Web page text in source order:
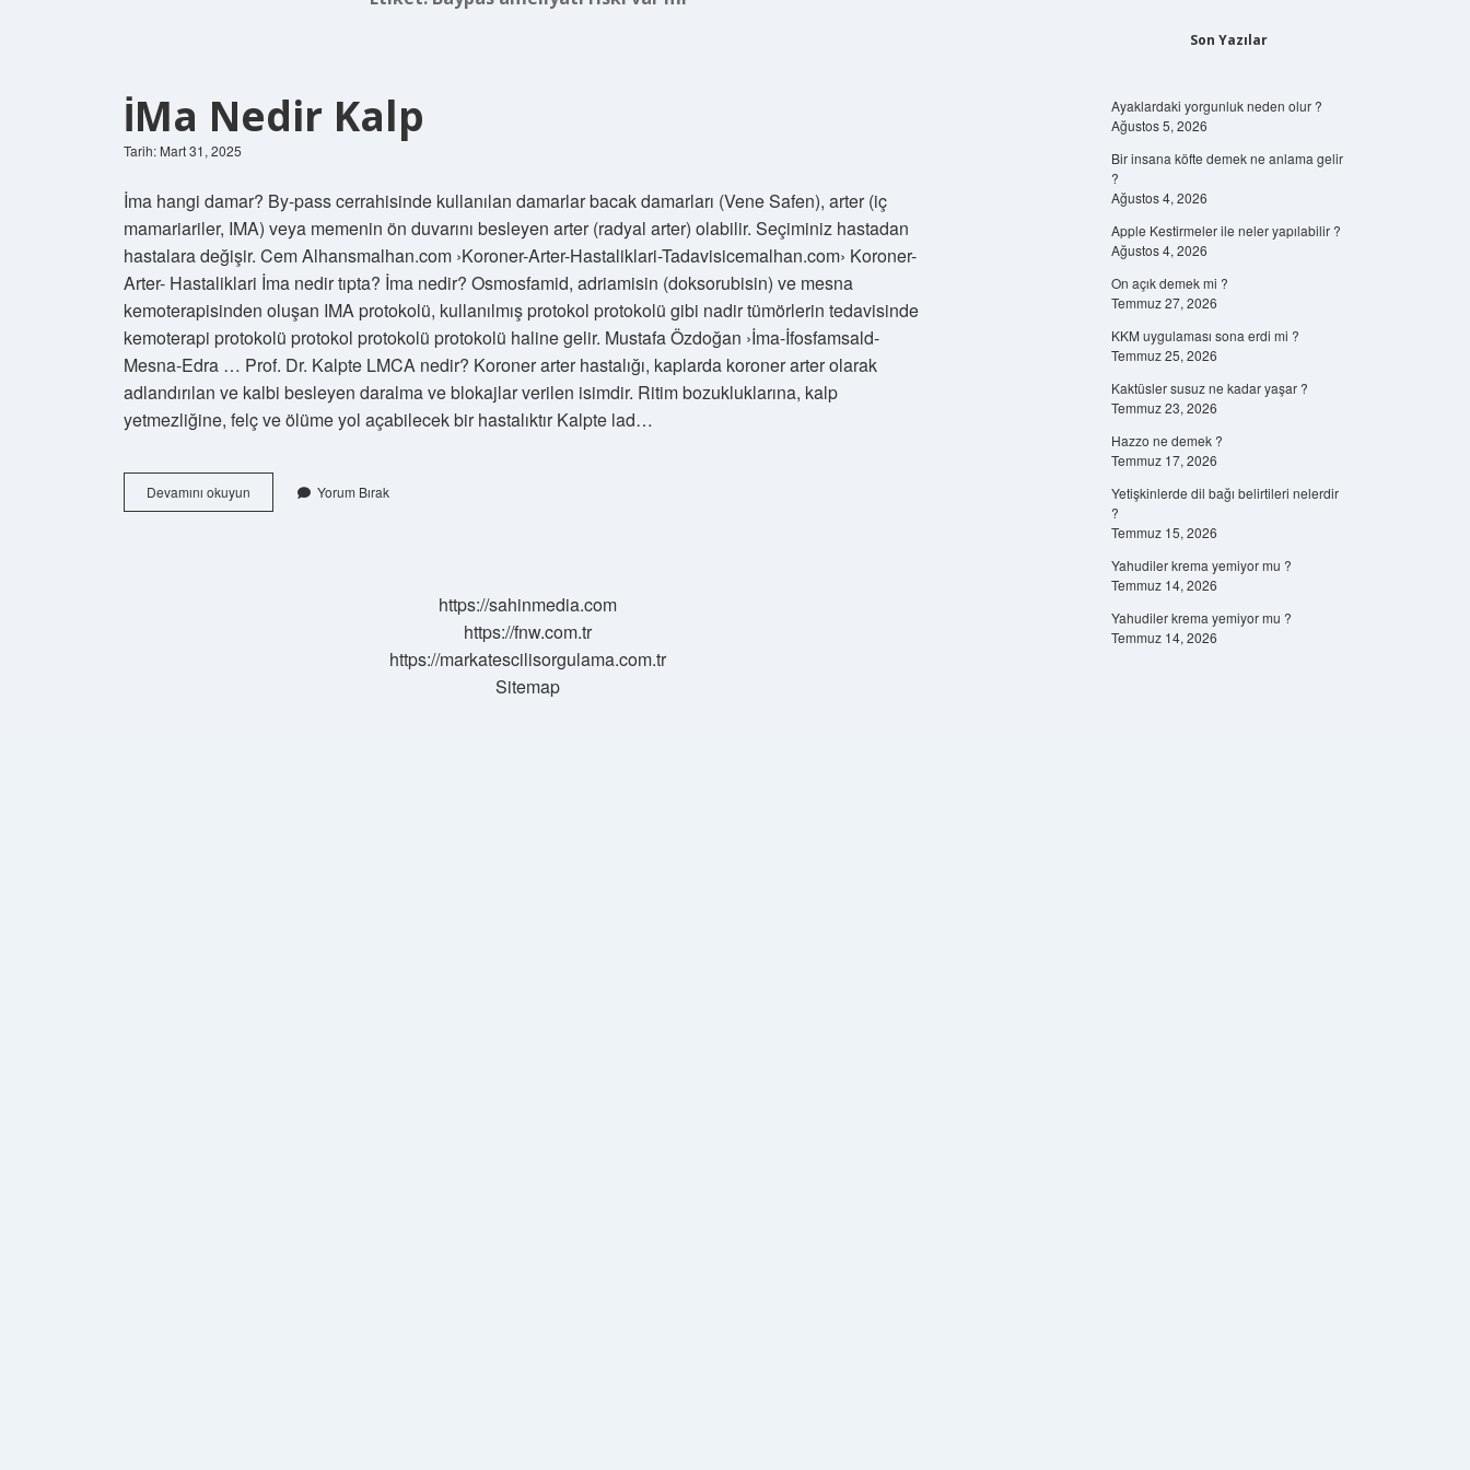
İMa Nedir Kalp
Tarih: Mart 31, 2025
İma hangi damar? By-pass cerrahisinde kullanılan damarlar bacak damarları (Vene Safen), arter (iç
mamariariler, IMA) veya memenin ön duvarını besleyen arter (radyal arter) olabilir. Seçiminiz hastadan
hastalara değişir. Cem Alhansmalhan.com ›Koroner-Arter-Hastaliklari-Tadavisicemalhan.com› Koroner-
Arter- Hastaliklari İma nedir tıpta? İma nedir? Osmosfamid, adriamisin (doksorubisin) ve mesna
kemoterapisinden oluşan IMA protokolü, kullanılmış protokol protokolü gibi nadir tümörlerin tedavisinde
kemoterapi protokolü protokol protokolü protokolü haline gelir. Mustafa Özdoğan ›İma-İfosfamsald-
Mesna-Edra … Prof. Dr. Kalpte LMCA nedir? Koroner arter hastalığı, kaplarda koroner arter olarak
adlandırılan ve kalbi besleyen daralma ve blokajlar verilen isimdir. Ritim bozukluklarına, kalp
yetmezliğine, felç ve ölüme yol açabilecek bir hastalıktır Kalpte lad…
Devamını okuyun
Nedir
Yorum Bırak
https://sahinmedia.com
https://fnw.com.tr
https://markatescilisorgulama.com.tr
Sitemap
Son Yazılar
Ayaklardaki yorgunluk neden olur ?
Ağustos 5, 2026
Bir insana köfte demek ne anlama gelir
?
Ağustos 4, 2026
Apple Kestirmeler ile neler yapılabilir ?
Ağustos 4, 2026
On açık demek mi ?
Temmuz 27, 2026
KKM uygulaması sona erdi mi ?
Temmuz 25, 2026
Kaktüsler susuz ne kadar yaşar ?
Temmuz 23, 2026
Hazzo ne demek ?
Temmuz 17, 2026
Yetişkinlerde dil bağı belirtileri nelerdir
?
Temmuz 15, 2026
Yahudiler krema yemiyor mu ?
Temmuz 14, 2026
Yahudiler krema yemiyor mu ?
Temmuz 14, 2026